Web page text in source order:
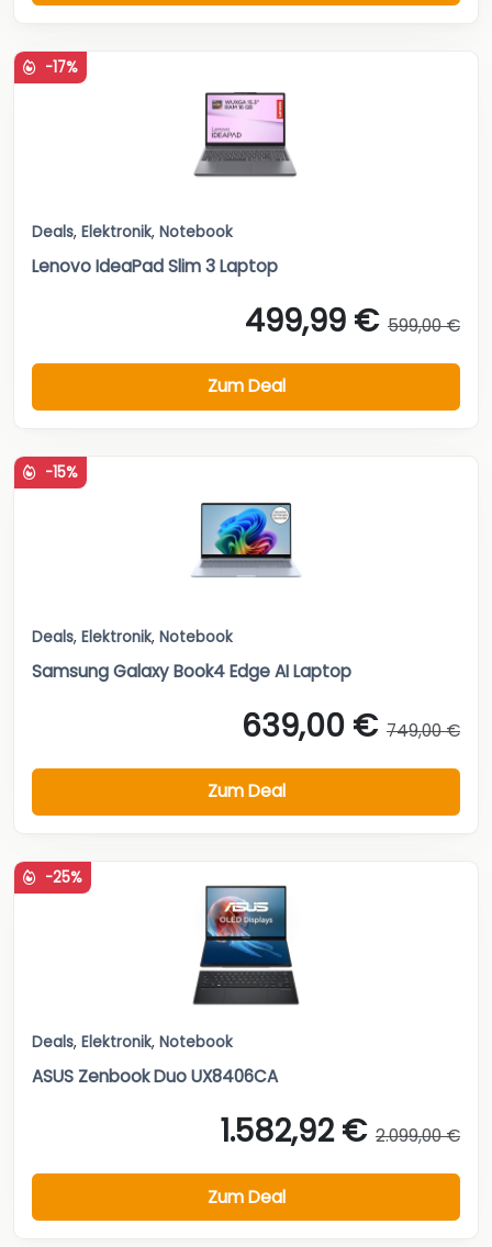
-17%
Deals, Elektronik, Notebook
Lenovo IdeaPad Slim 3 Laptop
499,99 € 599,00 €
Zum Deal
-15%
Deals, Elektronik, Notebook
Samsung Galaxy Book4 Edge AI Laptop
639,00 € 749,00 €
Zum Deal
-25%
Deals, Elektronik, Notebook
ASUS Zenbook Duo UX8406CA
1.582,92 € 2.099,00 €
Zum Deal